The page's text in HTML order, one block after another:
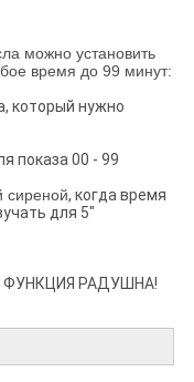
можно установить
время до 99 минут:
который нужно
показа 00 - 99
сиреной, когда время
для 5"
ФУНКЦИЯ РАДУШНА!